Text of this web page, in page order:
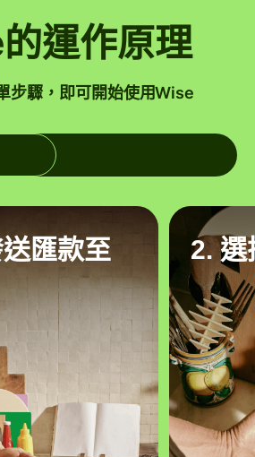
運作原理
步驟，即可開始使用Wise
匯款至
2. 選